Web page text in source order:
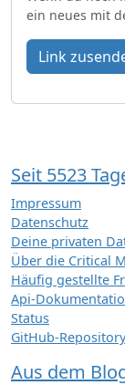
ein neues mit
Link
Seit 5523
Impressum
Datenschutz
Deine privaten
Über die Critical
Häufig gestellte
Api-
Status
GitHub-Repository
Aus dem